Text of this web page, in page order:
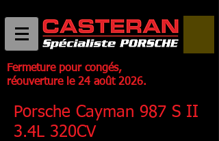
Fermeture pour congés,
réouverture le 24 août 2026.
Porsche Cayman 987 S II
3.4L 320CV